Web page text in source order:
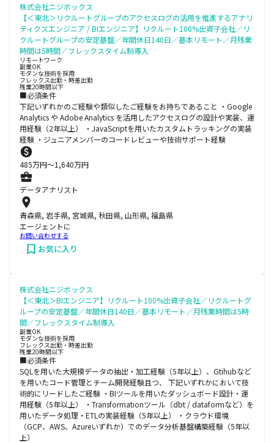
株式会社ニジボックス
【＜東北＞リクルートグループのアクセスログの活用を推進するアナリ
ティクスエンジニア / BIエンジニア】リクルート100%出資子会社／リ
クルートグループの安定基盤／年間休日140日／基本リモート／月残業
時間は5時間／フレックスタイム制導入
リモートワーク
副業OK
モダンな技術を採用
フレックス出勤・時差出勤
残業20時間以下
■必須条件
下記いずれかのご経験や類似したご経験をお持ちであること ・Google
Analytics や Adobe Analytics を活用したアクセスログの設計や実装、運
用経験（2年以上） ・JavaScriptを用いたカスタムトラッキングの実装
経験 ・ジュニアメンバーのコードレビューや技術サポート経験
485万円〜1,640万円
データアナリスト
青森県, 岩手県, 宮城県, 秋田県, 山形県, 福島県
エージェントに
お問い合わせする
お気に入り
株式会社ニジボックス
【＜東北＞BIエンジニア】リクルート100%出資子会社／リクルートグ
ループの安定基盤／年間休日140日／基本リモート／月残業時間は5時
間／フレックスタイム制導入
副業OK
モダンな技術を採用
フレックス出勤・時差出勤
残業20時間以下
■必須条件
SQLを用いた大規模データの抽出・加工経験（5年以上）、Gtihubなど
を用いたコード管理とチーム開発経験且つ、 下記いずれかにおいて技
術的にリードしたご経験 ・BIツールを用いたダッシュボード設計・運
用経験（5年以上） ・Transformationツール（dbt / dataformなど）を
用いたデータ処理・ETLの実装経験（5年以上） ・クラウド環境
（GCP、AWS、Azureいずれか）でのデータ分析基盤構築経験（5年以
上）